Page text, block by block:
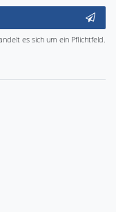
es sich um ein Pflichtfeld.